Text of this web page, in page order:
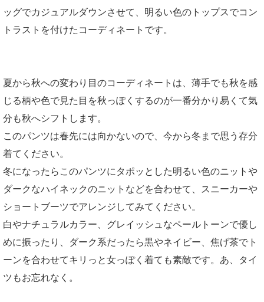
ッグでカジュアルダウンさせて、明るい色のトップスでコン
トラストを付けたコーディネートです。
夏から秋への変わり目のコーディネートは、薄手でも秋を感
じる柄や色で見た目を秋っぽくするのが一番分かり易くて気
分も秋へシフトします。
このパンツは春先には向かないので、今から冬まで思う存分
着てください。
冬になったらこのパンツにタポッとした明るい色のニットや
ダークなハイネックのニットなどを合わせて、スニーカーや
ショートブーツでアレンジしてみてください。
白やナチュラルカラー、グレイッシュなペールトーンで優し
めに振ったり、ダーク系だったら黒やネイビー、焦げ茶でト
ーンを合わせてキリっと女っぽく着ても素敵です。あ、タイ
ツもお忘れなく。